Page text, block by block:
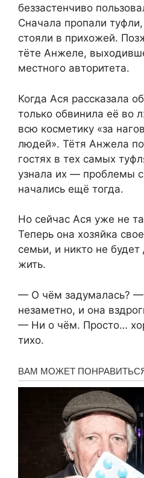
беззастенчиво
Сначала пропали
стояли в прихожей.
тёте Анжеле,
местного авторитета.
Когда Ася рассказала
только обвинила её во
всю косметику «за
людей». Тётя Анжела
гостях в тех самых
узнала их — проблемы
начались ещё тогда.
Но сейчас Ася уже не
Теперь она хозяйка
семьи, и никто не будет
жить.
— О чём задумалась? —
незаметно, и она
— Ни о чём. Просто…
тихо.